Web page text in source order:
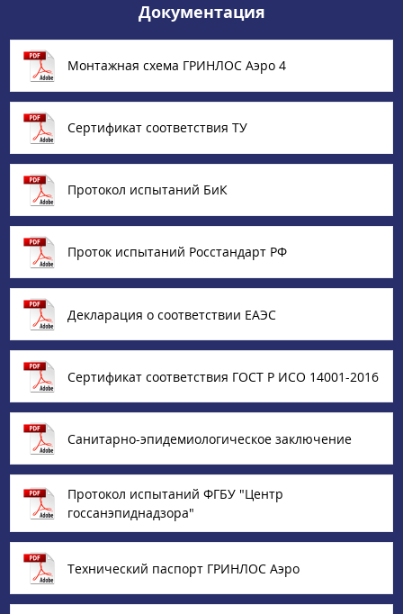
Документация
Монтажная схема ГРИНЛОС Аэро 4
Сертификат соответствия ТУ
Протокол испытаний БиК
Проток испытаний Росстандарт РФ
Декларация о соответствии ЕАЭС
Сертификат соответствия ГОСТ Р ИСО 14001-2016
Санитарно-эпидемиологическое заключение
Протокол испытаний ФГБУ "Центр
госсанэпиднадзора"
Технический паспорт ГРИНЛОС Аэро